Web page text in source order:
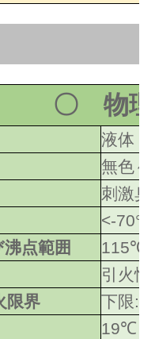
〇 物理
液体
無色
刺激
<-70°C
点範囲
115℃
引火
限界
下限:
19℃